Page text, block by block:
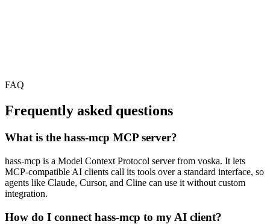
FAQ
Frequently asked questions
What is the hass-mcp MCP server?
hass-mcp is a Model Context Protocol server from voska. It lets
MCP-compatible AI clients call its tools over a standard interface, so
agents like Claude, Cursor, and Cline can use it without custom
integration.
How do I connect hass-mcp to my AI client?